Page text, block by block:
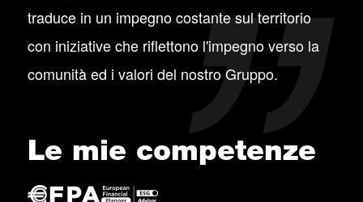
traduce in un impegno costante sul territorio
con iniziative che riflettono l'impegno verso la
comunità ed i valori del nostro Gruppo.
Le mie competenze